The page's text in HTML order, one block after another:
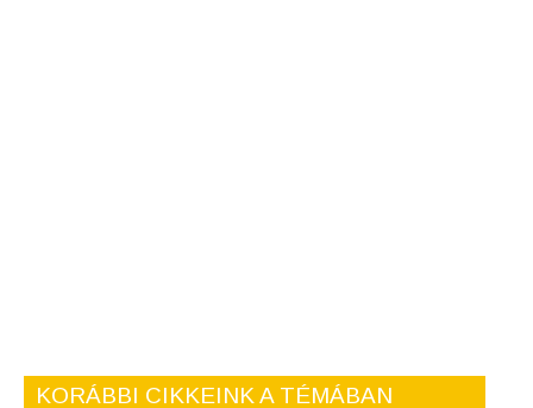
KORÁBBI CIKKEINK A TÉMÁBAN